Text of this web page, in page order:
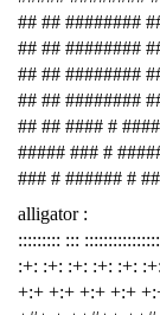
## ## ########
## ## ########
## ## ########
## ## ########
## ## #### #
##### ### #
### # ###### #
alligator :
::::::::: :::
:+: :+: :+: :+: :+:
+:+ +:+ +:+ +:+